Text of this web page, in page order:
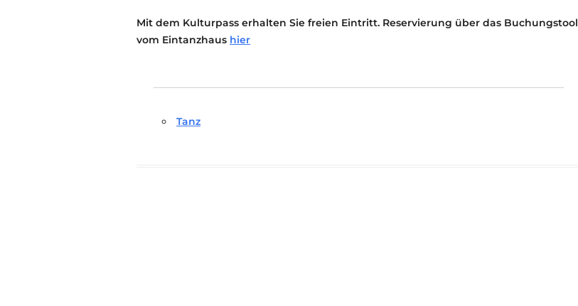
Mit dem Kulturpass erhalten Sie freien Eintritt. Reservierung über das Buchungstool
vom Eintanzhaus hier
Tanz